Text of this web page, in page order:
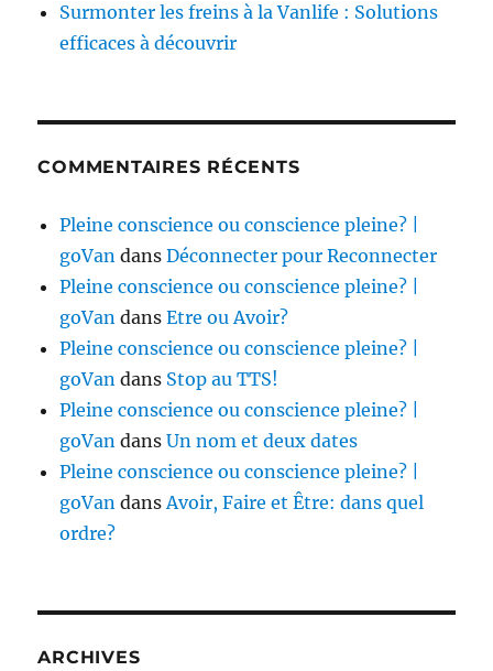
Surmonter les freins à la Vanlife : Solutions
efficaces à découvrir
COMMENTAIRES RÉCENTS
Pleine conscience ou conscience pleine? |
goVan dansDéconnecter pour Reconnecter
Pleine conscience ou conscience pleine? |
goVan dansEtre ou Avoir?
Pleine conscience ou conscience pleine? |
goVan dans Stop au TTS!
Pleine conscience ou conscience pleine? |
goVan dansUn nom et deux dates
Pleine conscience ou conscience pleine? |
goVan dansAvoir, Faire et Être: dans quel
ordre?
ARCHIVES